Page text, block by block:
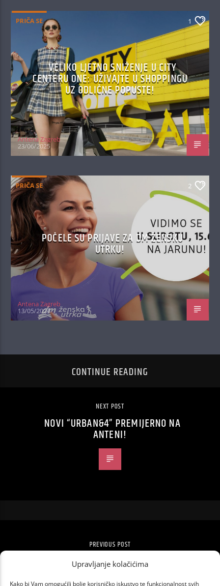
Upravljanje kolačićima
Kako bi Vam omogućili bolje korisničko iskustvo te funkcionalnost svih
PRIČA SE 1
VELIKO LJETNO SNIŽENJE U CITY
CENTERU ONE: UŽIVAJTE U SHOPPINGU
UZ ODLIČNE POPUSTE!
Antena Zagreb
23/06/2025
PRIČA SE 2
POČELE SU PRIJAVE ZA DM ŽENSKU
UTRKU!
Antena Zagreb
13/05/2024
CONTINUE READING
NEXT POST
NOVI “URBAN&4” PREMIJERNO NA
ANTENI!
PREVIOUS POST
KLINGONSKI STIGAO NA DUOLINGO